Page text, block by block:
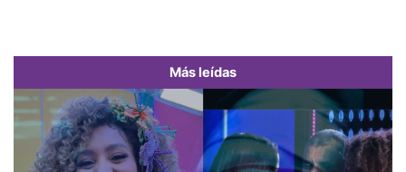
Más leídas